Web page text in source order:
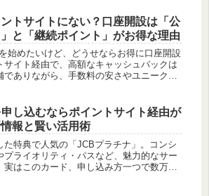
トサイトにない？口座開設は「公
と「継続ポイント」がお得な理由
始めたいけど、どうせならお得に口座開設
サイト経由で、高額なキャッシュバックは
でありながら、手数料の安さやユニークな
し込むならポイントサイト経由が
報と賢い活用術
た特典で人気の「JCBプラチナ」。コンシ
プライオリティ・パスなど、魅力的なサー
実はこのカード、申し込み方一つで数万円